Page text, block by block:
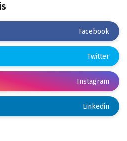
Facebook
Twitter
Instagram
Linkedin